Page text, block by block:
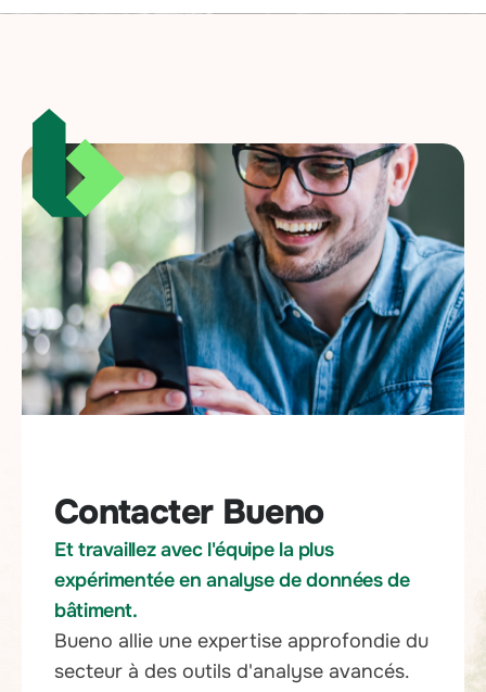
Contacter Bueno
Et travaillez avec l'équipe la plus
expérimentée en analyse de données de
bâtiment.
Bueno allie une expertise approfondie du
secteur à des outils d'analyse avancés.